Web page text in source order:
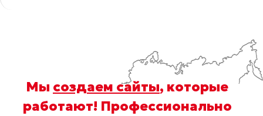
Мы создаем сайты, которые
работают! Профессионально